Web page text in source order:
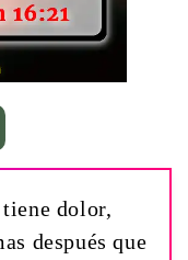
dolor,
después que